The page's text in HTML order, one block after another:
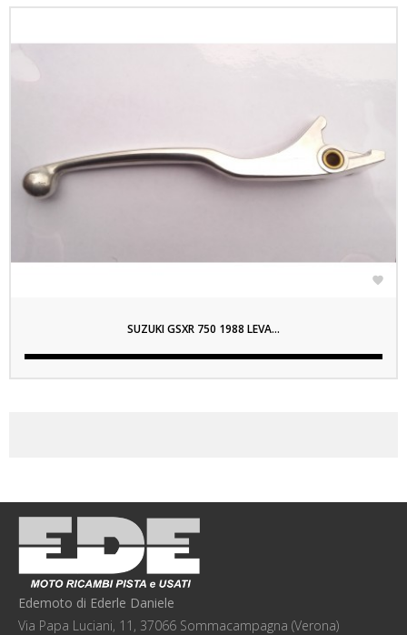

SUZUKI GSXR 750 1988 LEVA...
Edemoto di Ederle Daniele
Via Papa Luciani, 11, 37066 Sommacampagna (Verona)